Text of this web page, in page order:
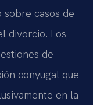
sobre casos de
divorcio. Los
de
conyugal que
en la